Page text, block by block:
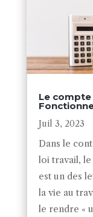
Le
Juil 3, 2023
Dans le
loi travail,
est un des
la vie au
le rendre «